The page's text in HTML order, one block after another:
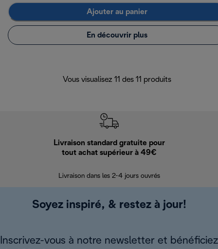
Ajouter au panier
En découvrir plus
Vous visualisez 11 des 11 produits
Livraison standard gratuite pour
tout achat supérieur à 49€
Livraison dans les 2-4 jours ouvrés
Soyez inspiré, & restez à jour!
Inscrivez-vous à notre newsletter et bénéficiez